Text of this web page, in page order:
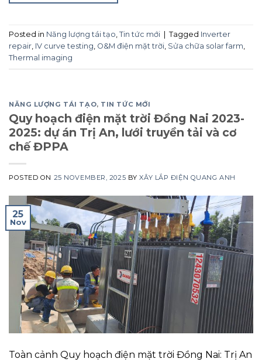
Posted in Năng lượng tái tạo, Tin tức mới Tagged Inverter
repair, IV curve testing, O&M điện mặt trời, Sửa chữa solar farm,
Thermal imaging
NĂNG LƯỢNG TÁI TẠO, TIN TỨC MỚI
Quy hoạch điện mặt trời Đồng Nai 2023-
2025: dự án Trị An, lưới truyền tải và cơ
chế ĐPPA
POSTED ON 25 NOVEMBER, 2025 BYXÂY LẮP ĐIỆN QUANG ANH
25
Nov
Toàn cảnh Quy hoạch điện mặt trời Đồng Nai: Trị An